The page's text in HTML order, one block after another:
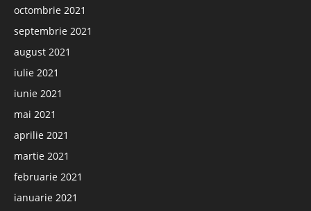
octombrie 2021
septembrie 2021
august 2021
iulie 2021
iunie 2021
mai 2021
aprilie 2021
martie 2021
februarie 2021
ianuarie 2021